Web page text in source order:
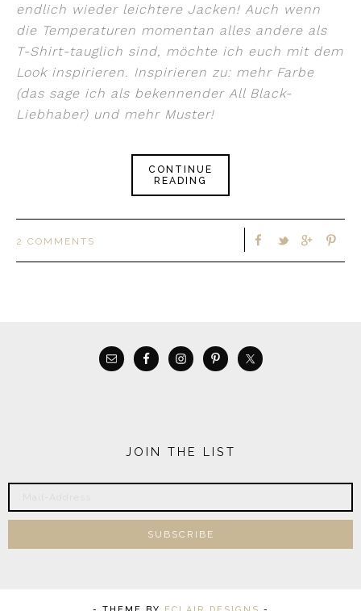
endlich wieder leichtere Jacken! Auch wenn
die Temperaturen momentan alles andere als
T-Shirt-tauglich sind, möchte ich euch mit dem
Look inspirieren. Inspirieren zu: mehr Farbe
(das sage ich als bekennender All Black-
Liebhaber) und mehr Muster!
CONTINUE
READING
2 COMMENTS
JOIN THE LIST